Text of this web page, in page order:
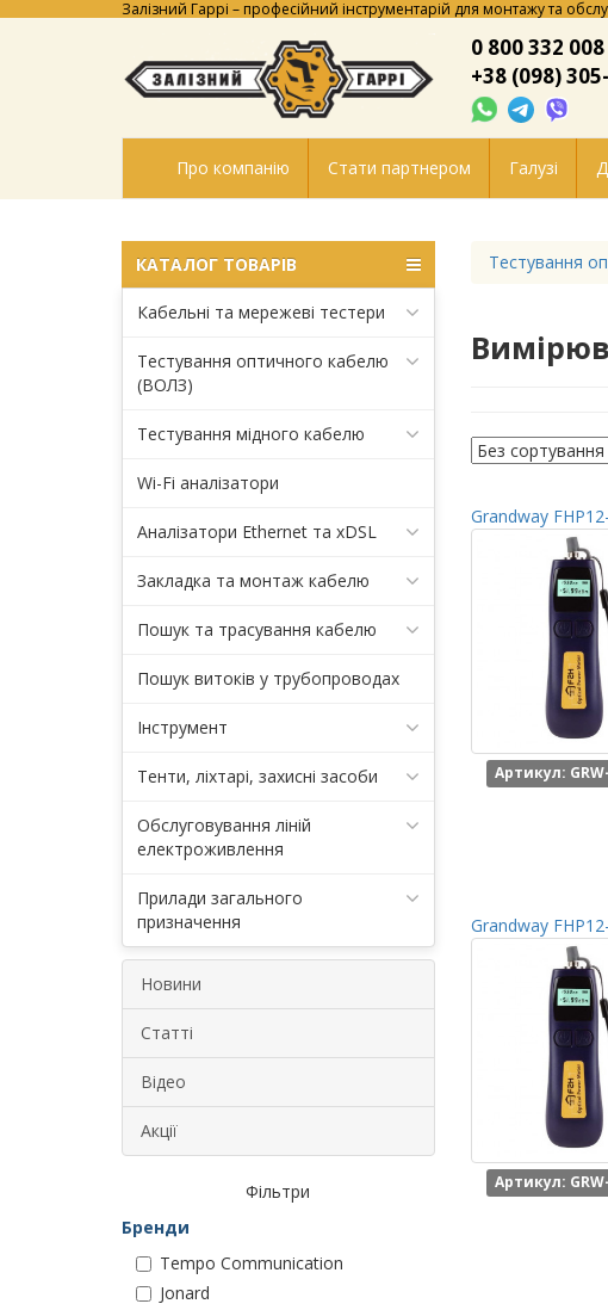
Залізний Гаррі – професійний інструментарій для монтажу та
0 800 332 008
+38 (098)
Про компанію Стати партнером Галузі
КАТАЛОГ ТОВАРІВ
Кабельні та мережеві тестери
Тестування оптичного кабелю
(ВОЛЗ)
Тестування мідного кабелю
Wi-Fi аналізатори
Аналізатори Ethernet та xDSL
Закладка та монтаж кабелю
Пошук та трасування кабелю
Пошук витоків у трубопроводах
Інструмент
Тенти, ліхтарі, захисні засоби
Обслуговування ліній
електроживлення
Прилади загального
призначення
Новини
Статті
Відео
Акції
Фільтри
Бренди
Tempo Communication
Jonard
Тестування
Grandway
Артикул:
Grandway
Артикул: